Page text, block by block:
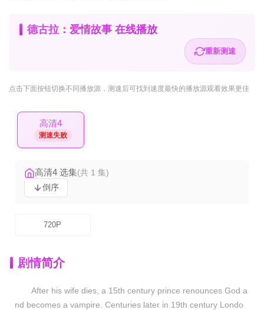
德古拉：爱情故事 在线播放
重新测速
点击下面按钮切换不同播放源 ，测速后可找到速度最快的播放源观看效果更佳
高清4
测速失败
高清4 选集(共 1 集)
倒序
720P
剧情简介
After his wife dies, a 15th century prince renounces God a
nd becomes a vampire. Centuries later in 19th century Londo